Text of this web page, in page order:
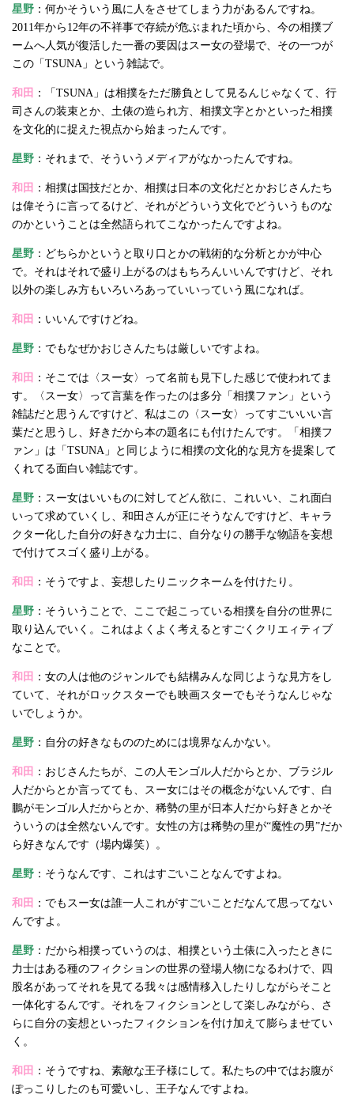
星野 ：何かそういう風に人をさせてしまう力があるんですね。
2011年から12年の不祥事で存続が危ぶまれた頃から、今の相撲ブ
ームへ人気が復活した一番の要因はスー女の登場で、その一つが
この「TSUNA」という雑誌で。
和田 ：「TSUNA」は相撲をただ勝負として見るんじゃなくて、行
司さんの装束とか、土俵の造られ方、相撲文字とかといった相撲
を文化的に捉えた視点から始まったんです。
星野 ：それまで、そういうメディアがなかったんですね。
和田 ：相撲は国技だとか、相撲は日本の文化だとかおじさんたち
は偉そうに言ってるけど、それがどういう文化でどういうものな
のかということは全然語られてこなかったんですよね。
星野 ：どちらかというと取り口とかの戦術的な分析とかが中心
で。それはそれで盛り上がるのはもちろんいいんですけど、それ
以外の楽しみ方もいろいろあっていいっていう風になれば。
和田 ：いいんですけどね。
星野 ：でもなぜかおじさんたちは厳しいですよね。
和田 ：そこでは〈スー女〉って名前も見下した感じで使われてま
す。〈スー女〉って言葉を作ったのは多分「相撲ファン」という
雑誌だと思うんですけど、私はこの〈スー女〉ってすごいいい言
葉だと思うし、好きだから本の題名にも付けたんです。「相撲フ
ァン」は「TSUNA」と同じように相撲の文化的な見方を提案して
くれてる面白い雑誌です。
星野 ：スー女はいいものに対してどん欲に、これいい、これ面白
いって求めていくし、和田さんが正にそうなんですけど、キャラ
クター化した自分の好きな力士に、自分なりの勝手な物語を妄想
で付けてスゴく盛り上がる。
和田 ：そうですよ、妄想したりニックネームを付けたり。
星野 ：そういうことで、ここで起こっている相撲を自分の世界に
取り込んでいく。これはよくよく考えるとすごくクリエィティブ
なことで。
和田 ：女の人は他のジャンルでも結構みんな同じような見方をし
ていて、それがロックスターでも映画スターでもそうなんじゃな
いでしょうか。
星野 ：自分の好きなもののためには境界なんかない。
和田 ：おじさんたちが、この人モンゴル人だからとか、ブラジル
人だからとか言ってても、スー女にはその概念がないんです、白
鵬がモンゴル人だからとか、稀勢の里が日本人だから好きとかそ
ういうのは全然ないんです。女性の方は稀勢の里が“魔性の男”だか
ら好きなんです（場内爆笑）。
星野 ：そうなんです、これはすごいことなんですよね。
和田 ：でもスー女は誰一人これがすごいことだなんて思ってない
んですよ。
星野 ：だから相撲っていうのは、相撲という土俵に入ったときに
力士はある種のフィクションの世界の登場人物になるわけで、四
股名があってそれを見てる我々は感情移入したりしながらそこと
一体化するんです。それをフィクションとして楽しみながら、さ
らに自分の妄想といったフィクションを付け加えて膨らませてい
く。
和田 ：そうですね、素敵な王子様にして。私たちの中ではお腹が
ぽっこりしたのも可愛いし、王子なんですよね。